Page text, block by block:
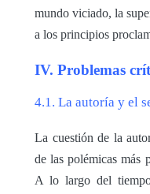
mundo viciado, la
a los principios
IV. Problemas
4.1. La autoría y el
La cuestión de la
de las polémicas más
A lo largo del